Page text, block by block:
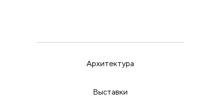
Архитектура
Выставки